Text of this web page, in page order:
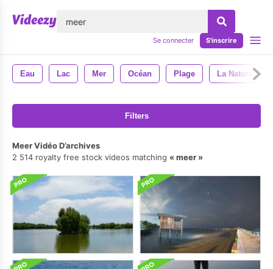
Se connecter S'inscrire
Eau Lac Mer Océan Plage La Nature
Filters
Meer Vidéo D’archives
2 514 royalty free stock videos matching
meer